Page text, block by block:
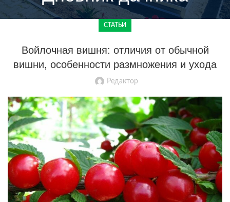
СТАТЬИ
Войлочная вишня: отличия от обычной
вишни, особенности размножения и ухода
Редактор